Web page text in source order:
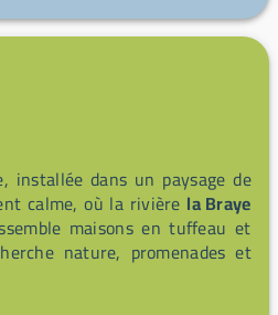
installée dans un paysage de
calme, où la rivière la Braye
maisons en tuffeau et
nature, promenades et